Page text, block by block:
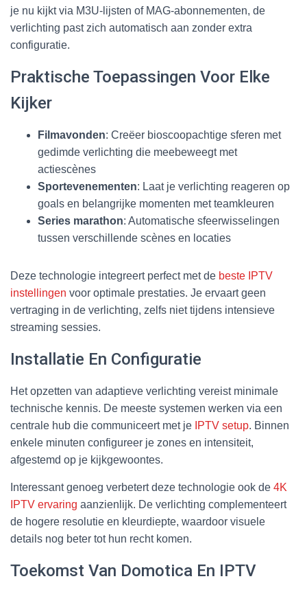
je nu kijkt via M3U-lijsten of MAG-abonnementen, de
verlichting past zich automatisch aan zonder extra
configuratie.
Praktische Toepassingen Voor Elke
Kijker
Filmavonden: Creëer bioscoopachtige sferen met
gedimde verlichting die meebeweegt met
actiescènes
Sportevenementen: Laat je verlichting reageren op
goals en belangrijke momenten met teamkleuren
Series marathon: Automatische sfeerwisselingen
tussen verschillende scènes en locaties
Deze technologie integreert perfect met de beste IPTV
instellingen voor optimale prestaties. Je ervaart geen
vertraging in de verlichting, zelfs niet tijdens intensieve
streaming sessies.
Installatie En Configuratie
Het opzetten van adaptieve verlichting vereist minimale
technische kennis. De meeste systemen werken via een
centrale hub die communiceert met je IPTV setup. Binnen
enkele minuten configureer je zones en intensiteit,
afgestemd op je kijkgewoontes.
Interessant genoeg verbetert deze technologie ook de 4K
IPTV ervaring aanzienlijk. De verlichting complementeert
de hogere resolutie en kleurdiepte, waardoor visuele
details nog beter tot hun recht komen.
Toekomst Van Domotica En IPTV